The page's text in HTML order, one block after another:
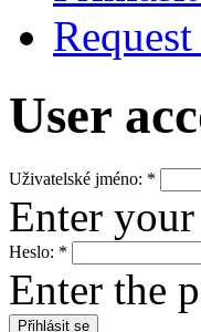
User
Uživatelské jméno: *
Enter
Heslo: *
Enter the